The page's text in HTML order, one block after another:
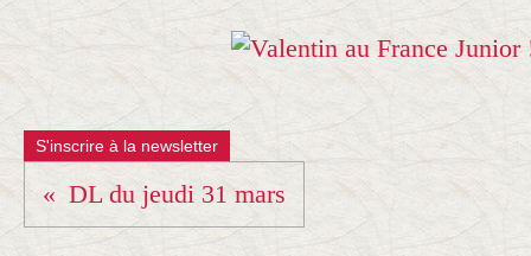
S'inscrire à la newsletter
DL du jeudi 31 mars